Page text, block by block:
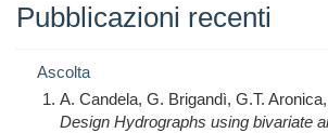
Pubblicazioni recenti
Ascolta
A. Candela, G. Brigandì, G.T. Aronica,
Design Hydrographs using bivariate